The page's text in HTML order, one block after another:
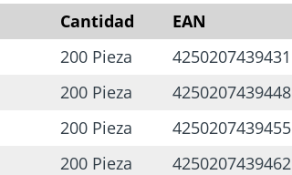
Cantidad
EAN
200 Pieza
4250207439431
200 Pieza
4250207439448
200 Pieza
4250207439455
200 Pieza
4250207439462